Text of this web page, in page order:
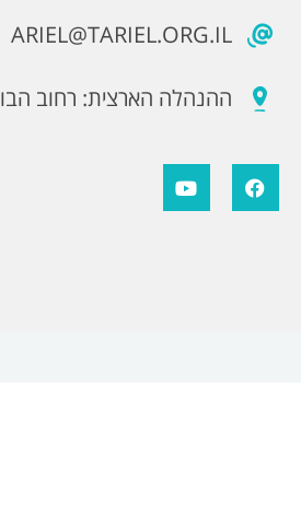
ARIEL@TARIEL.ORG.IL
ההנהלה הארצית: רחוב הבושם 11, גילה